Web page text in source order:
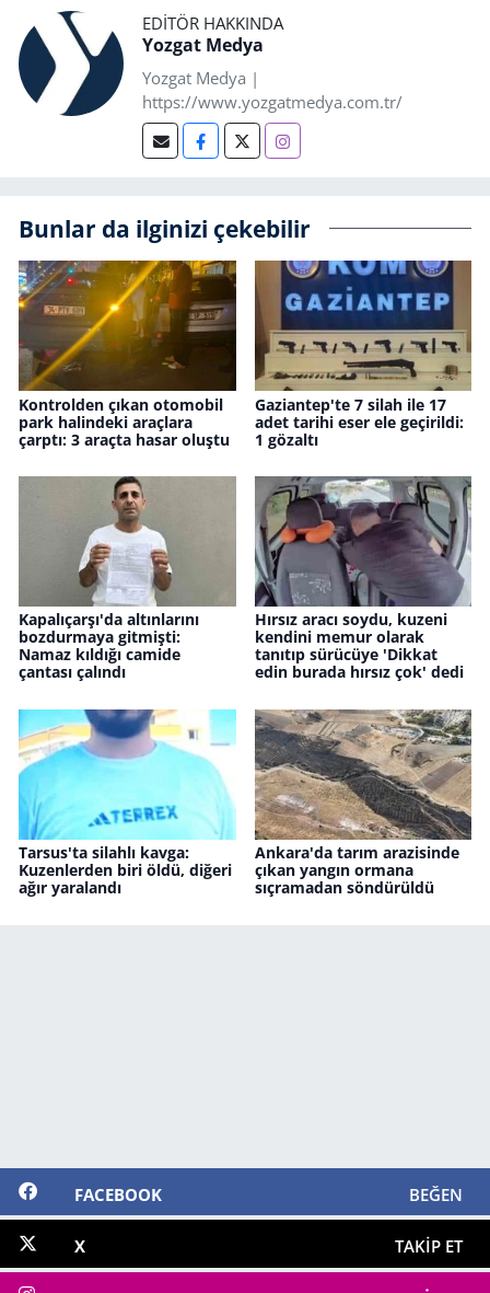
EDITÖR HAKKINDA
Yozgat Medya
Yozgat Medya |
https://www.yozgatmedya.com.tr/
Bunlar da ilginizi çekebilir
Kontrolden çıkan otomobil
park halindeki araçlara
çarptı: 3 araçta hasar oluştu
Gaziantep'te 7 silah ile 17
adet tarihi eser ele geçirildi:
1 gözaltı
Kapalıçarşı'da altınlarını
bozdurmaya gitmişti:
Namaz kıldığı camide
çantası çalındı
Hırsız aracı soydu, kuzeni
kendini memur olarak
tanıtıp sürücüye 'Dikkat
edin burada hırsız çok' dedi
Tarsus'ta silahlı kavga:
Kuzenlerden biri öldü, diğeri
ağır yaralandı
Ankara'da tarım arazisinde
çıkan yangın ormana
sıçramadan söndürüldü
FACEBOOK BEĞEN
X TAKIP ET